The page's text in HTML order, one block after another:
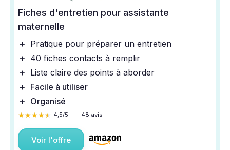
Fiches d'entretien pour assistante
maternelle
＋ Pratique pour préparer un entretien
＋ 40 fiches contacts à remplir
＋ Liste claire des points à aborder
＋ Facile à utiliser
＋ Organisé
★★★★★
★★★★★ 4,5/5 — 48 avis
Voir l'offre